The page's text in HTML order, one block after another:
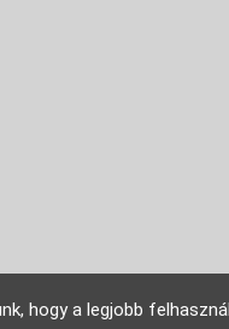
hogy a legjobb